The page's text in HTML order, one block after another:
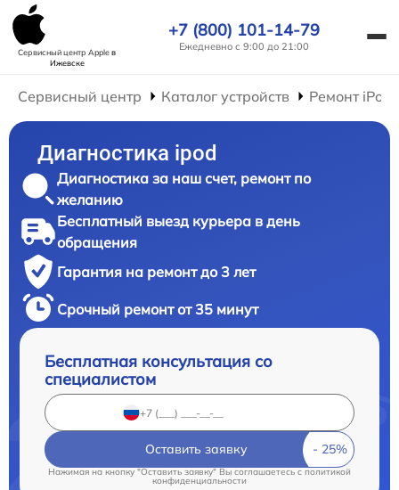
Сервисный центр Appleв
Ижевске
+7 (800) 101-14-79
Ежедневно с 9:00 до 21:00
Сервисный центр Каталог устройств Ремонт iPod
Диагностика ipod
Диагностика за наш счет, ремонт по
желанию
Бесплатный выезд курьера в день
обращения
Гарантия на ремонт до 3 лет
Срочный ремонт от 35 минут
Бесплатная консультация со
специалистом
Оставить заявку
Нажимая на кнопку "Оставить заявку" Вы соглашаетесь cполитикой
конфиденциальности